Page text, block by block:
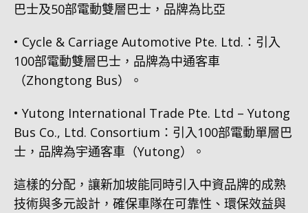
巴士及50部電動雙層巴士，品牌為比亞
• Cycle & Carriage Automotive Pte. Ltd.：引入
100部電動雙層巴士，品牌為中通客車
（Zhongtong Bus）。
• Yutong International Trade Pte. Ltd – Yutong
Bus Co., Ltd. Consortium：引入100部電動單層巴
士，品牌為宇通客車（Yutong）。
這樣的分配，讓新加坡能同時引入中資品牌的成熟
技術與多元設計，確保車隊在可靠性、環保效益與